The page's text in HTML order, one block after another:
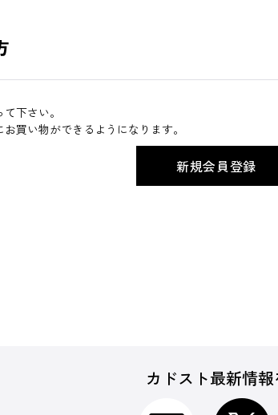
下さい。
買い物ができるようになります。
カドスト最新情